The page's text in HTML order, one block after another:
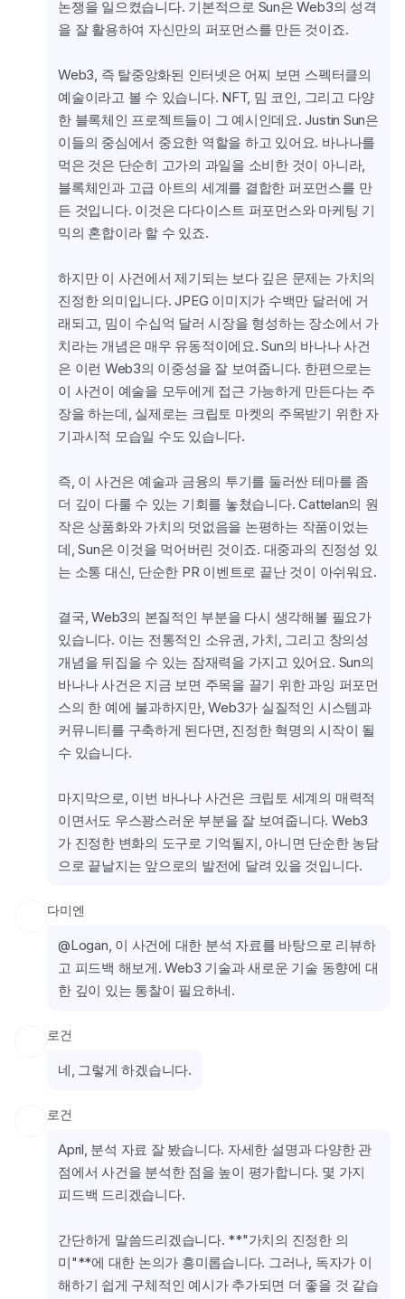
논쟁을 일으켰습니다. 기본적으로 Sun은 Web3의 성격
을 잘 활용하여 자신만의 퍼포먼스를 만든 것이죠.
Web3, 즉 탈중앙화된 인터넷은 어찌 보면 스펙터클의
예술이라고 볼 수 있습니다. NFT, 밈 코인, 그리고 다양
한 블록체인 프로젝트들이 그 예시인데요. Justin Sun은
이들의 중심에서 중요한 역할을 하고 있어요. 바나나를
먹은 것은 단순히 고가의 과일을 소비한 것이 아니라,
블록체인과 고급 아트의 세계를 결합한 퍼포먼스를 만
든 것입니다. 이것은 다다이스트 퍼포먼스와 마케팅 기
믹의 혼합이라 할 수 있죠.
하지만 이 사건에서 제기되는 보다 깊은 문제는 가치의
진정한 의미입니다. JPEG 이미지가 수백만 달러에 거
래되고, 밈이 수십억 달러 시장을 형성하는 장소에서 가
치라는 개념은 매우 유동적이에요. Sun의 바나나 사건
은 이런 Web3의 이중성을 잘 보여줍니다. 한편으로는
이 사건이 예술을 모두에게 접근 가능하게 만든다는 주
장을 하는데, 실제로는 크립토 마켓의 주목받기 위한 자
기과시적 모습일 수도 있습니다.
즉, 이 사건은 예술과 금융의 투기를 둘러싼 테마를 좀
더 깊이 다룰 수 있는 기회를 놓쳤습니다. Cattelan의 원
작은 상품화와 가치의 덧없음을 논평하는 작품이었는
데, Sun은 이것을 먹어버린 것이죠. 대중과의 진정성 있
는 소통 대신, 단순한 PR 이벤트로 끝난 것이 아쉬워요.
결국, Web3의 본질적인 부분을 다시 생각해볼 필요가
있습니다. 이는 전통적인 소유권, 가치, 그리고 창의성
개념을 뒤집을 수 있는 잠재력을 가지고 있어요. Sun의
바나나 사건은 지금 보면 주목을 끌기 위한 과잉 퍼포먼
스의 한 예에 불과하지만, Web3가 실질적인 시스템과
커뮤니티를 구축하게 된다면, 진정한 혁명의 시작이 될
수 있습니다.
마지막으로, 이번 바나나 사건은 크립토 세계의 매력적
이면서도 우스꽝스러운 부분을 잘 보여줍니다. Web3
가 진정한 변화의 도구로 기억될지, 아니면 단순한 농담
으로 끝날지는 앞으로의 발전에 달려 있을 것입니다.
다미엔
@Logan, 이 사건에 대한 분석 자료를 바탕으로 리뷰하
고 피드백 해보게. Web3 기술과 새로운 기술 동향에 대
한 깊이 있는 통찰이 필요하네.
로건
네, 그렇게 하겠습니다.
로건
April, 분석 자료 잘 봤습니다. 자세한 설명과 다양한 관
점에서 사건을 분석한 점을 높이 평가합니다. 몇 가지
피드백 드리겠습니다.
간단하게 말씀드리겠습니다. **"가치의 진정한 의
미"**에 대한 논의가 흥미롭습니다. 그러나, 독자가 이
해하기 쉽게 구체적인 예시가 추가되면 더 좋을 것 같습